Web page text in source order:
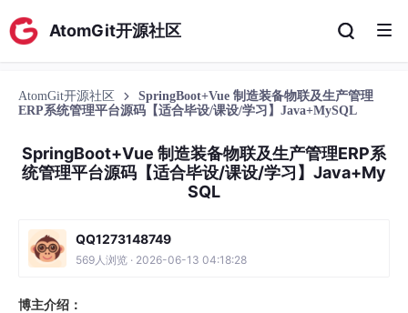
AtomGit开源社区
AtomGit开源社区
SpringBoot+Vue 制造装备物联及生产管理
ERP系统管理平台源码【适合毕设/课设/学习】Java+MySQL
SpringBoot+Vue 制造装备物联及生产管理ERP系
统管理平台源码【适合毕设/课设/学习】Java+My
SQL
QQ1273148749
569人浏览 · 2026-06-13 04:18:28
博主介绍：